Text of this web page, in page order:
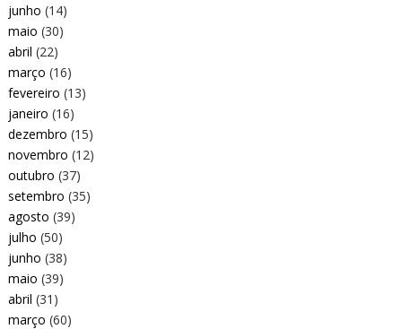
junho (14)
maio (30)
abril (22)
março (16)
fevereiro (13)
janeiro (16)
dezembro (15)
novembro (12)
outubro (37)
setembro (35)
agosto (39)
julho (50)
junho (38)
maio (39)
abril (31)
março (60)